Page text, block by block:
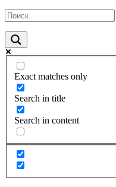
Exact matches only
Search in title
Search in content